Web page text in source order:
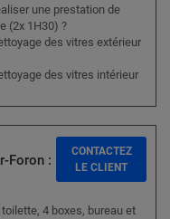
une prestation de
(2x 1H30) ?
des vitres extérieur
des vitres intérieur
Foron :
4 boxes, bureau et
CONTACTEZ
LE CLIENT